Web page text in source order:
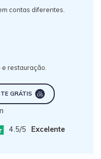
contas diferentes.
restauração.
GRÁTIS
4.5/5 Excelente